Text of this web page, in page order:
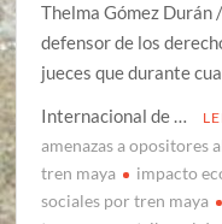
Thelma Gómez Durán
defensor de los
jueces que durante
Internacional de …
amenazas a opositores
tren maya
impacto
sociales por tren maya